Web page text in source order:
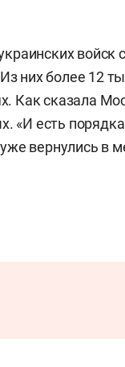
войск с
них более 12
Как сказала
«И есть
вернулись в